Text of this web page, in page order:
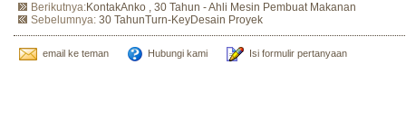
Berikutnya:KontakAnko , 30 Tahun - Ahli Mesin Pembuat Makanan
Sebelumnya: 30 TahunTurn-KeyDesain Proyek
email ke teman Hubungi kami Isi formulir pertanyaan